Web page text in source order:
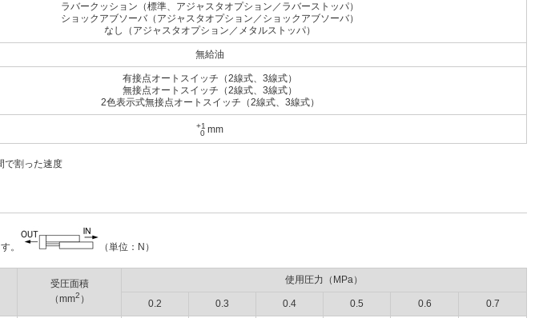
ラバークッション（標準、アジャスタオプション／ラバーストッパ）
ショックアブソーバ（アジャスタオプション／ショックアブソーバ）
なし（アジャスタオプション／メタルストッパ）
無給油
有接点オートスイッチ（2線式、3線式）
無接点オートスイッチ（2線式、3線式）
2色表示式無接点オートスイッチ（2線式、3線式）
+1
0 mm
で割った速度
。 （単位：N）
受圧面積
（mm2 ）
使用圧力（MPa）
0.2 0.3 0.4 0.5 0.6 0.7